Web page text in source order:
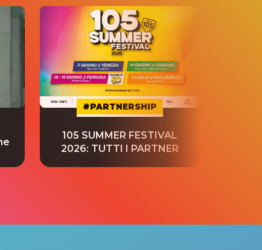
#PARTNERSHIP
105 SUMMER FESTIVAL
2026: TUTTI I PARTNER